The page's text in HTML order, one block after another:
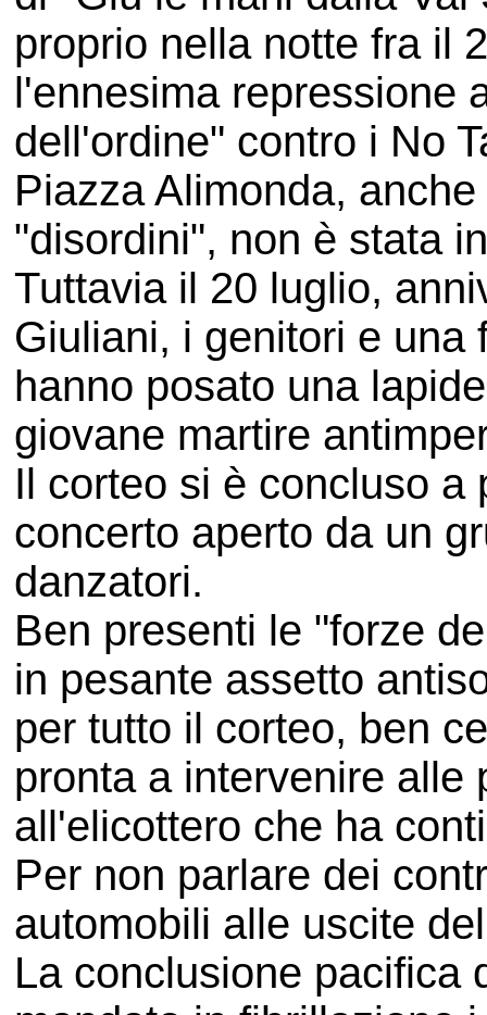
proprio nella notte fra il
l'ennesima repressione
dell'ordine" contro i No
Piazza Alimonda,
"disordini", non è stata
Tuttavia il 20 luglio,
Giuliani, i genitori e una
hanno posato una
giovane martire
Il corteo si è concluso a
concerto aperto da un
danzatori.
Ben presenti le "forze
in pesante assetto
per tutto il corteo, ben
pronta a intervenire alle
all'elicottero che ha
Per non parlare dei
automobili alle uscite
La conclusione pacifica